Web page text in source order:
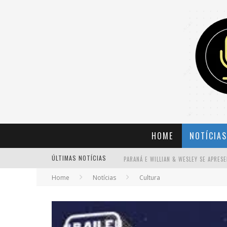
HOME NOTÍCIAS
ÚLTIMAS NOTÍCIAS
BANDA MOLE DE BH ANUNCIA KAYETE
Home Notícias Cultura